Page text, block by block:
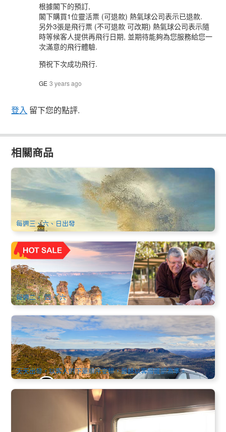
根據閣下的預訂,
閣下購買1位靈活票 (可退款) 熱氣球公司表示已退款.
另外3張是飛行票 (不可退款 可改期) 熱氣球公司表示隨
時等候客人提供再飛行日期, 並期待能夠為您服務給您一
次滿意的飛行體驗.
預祝下次成功飛行.
GE 3 years ago
登入 留下您的點評.
相關商品
悉尼傑維斯灣+藍色海洋公路中文一日遊 | 含海豚遊船或觀鯨
遊船 | 悉尼出發
195 已預訂
$169.00
SYD04357
每週三、六、日出發
悉尼藍山華語一日遊│送: 動物園餵袋鼠 賓士BENZ舒適小團出
行 (含市區上門酒店接送)
880 已預訂
AUD $178.00 $ 185.00
SYD04350
每週二， 四， 六
悉尼中文包車服務 | 8座BENZ (機場酒店接送、市區觀光、景
點暢遊、跨城接駁)
938 已預訂
AUD $308.00 $350.00
SYD04014
天天出發，以客人的下單順序安排，最終以客服確認為準。
印度太平洋火車(Indian Pacific)：珀斯→悉尼5天4晚全景豪華
鐵路探險一票全包式鐵路遊體驗+豪華臥舖+全程餐飲 | 珀斯出